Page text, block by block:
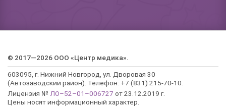
© 2017—2026 ООО «Центр медика».
603095, г. Нижний Новгород, ул. Дворовая 30
(Автозаводский район). Телефон: +7 (831) 215-70-10.
Лицензия № ЛО–52–01–006727 от 23.12.2019 г.
Цены носят информационный характер.